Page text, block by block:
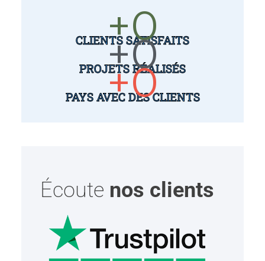
CLIENTS SATISFAITS
+0
PROJETS RÉALISÉS
+0
PAYS AVEC DES CLIENTS
+0
Écoute nos clients